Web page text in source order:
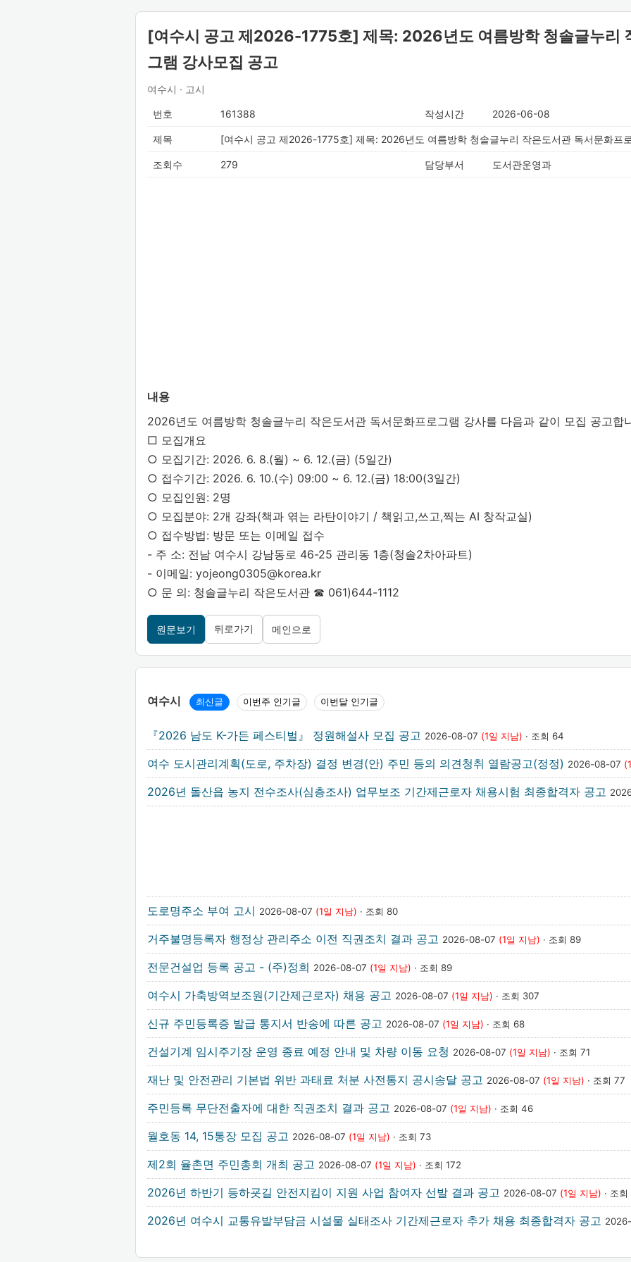
[여수시 공고 제2026-1775호] 제목: 2026년도 여름방학 청솔글누리
그램 강사모집 공고
여수시 · 고시
번호 161388 작성시간 2026-06-08
제목 [여수시 공고 제2026-1775호] 제목: 2026년도 여름방학 청솔글누리 작은도서관 독서문화프
조회수 279 담당부서 도서관운영과
내용
2026년도 여름방학 청솔글누리 작은도서관 독서문화프로그램 강사를 다음과 같이 모집 공고합
□ 모집개요
○ 모집기간: 2026. 6. 8.(월) ~ 6. 12.(금) (5일간)
○ 접수기간: 2026. 6. 10.(수) 09:00 ~ 6. 12.(금) 18:00(3일간)
○ 모집인원: 2명
○ 모집분야: 2개 강좌(책과 엮는 라탄이야기 / 책읽고,쓰고,찍는 AI 창작교실)
○ 접수방법: 방문 또는 이메일 접수
- 주 소: 전남 여수시 강남동로 46-25 관리동 1층(청솔2차아파트)
- 이메일: yojeong0305@korea.kr
○ 문 의: 청솔글누리 작은도서관 ☎ 061)644-1112
원문보기 뒤로가기 메인으로
여수시 최신글 이번주 인기글 이번달 인기글
『2026 남도 K-가든 페스티벌』 정원해설사 모집 공고 2026-08-07 (1일 지남) · 조회 64
여수 도시관리계획(도로, 주차장) 결정 변경(안) 주민 등의 의견청취 열람공고(정정) 2026-08-07
2026년 돌산읍 농지 전수조사(심층조사) 업무보조 기간제근로자 채용시험 최종합격자 공고
도로명주소 부여 고시 2026-08-07 (1일 지남) · 조회 80
거주불명등록자 행정상 관리주소 이전 직권조치 결과 공고 2026-08-07 (1일 지남) · 조회 89
전문건설업 등록 공고 - (주)정희 2026-08-07 (1일 지남) · 조회 89
여수시 가축방역보조원(기간제근로자) 채용 공고 2026-08-07 (1일 지남) · 조회 307
신규 주민등록증 발급 통지서 반송에 따른 공고 2026-08-07 (1일 지남) · 조회 68
건설기계 임시주기장 운영 종료 예정 안내 및 차량 이동 요청 2026-08-07 (1일 지남) · 조회 71
재난 및 안전관리 기본법 위반 과태료 처분 사전통지 공시송달 공고 2026-08-07 (1일 지남) · 조회 77
주민등록 무단전출자에 대한 직권조치 결과 공고 2026-08-07 (1일 지남) · 조회 46
월호동 14, 15통장 모집 공고 2026-08-07 (1일 지남) · 조회 73
제2회 율촌면 주민총회 개최 공고 2026-08-07 (1일 지남) · 조회 172
2026년 하반기 등하굣길 안전지킴이 지원 사업 참여자 선발 결과 공고 2026-08-07 (1일 지남) · 조
2026년 여수시 교통유발부담금 시설물 실태조사 기간제근로자 추가 채용 최종합격자 공고